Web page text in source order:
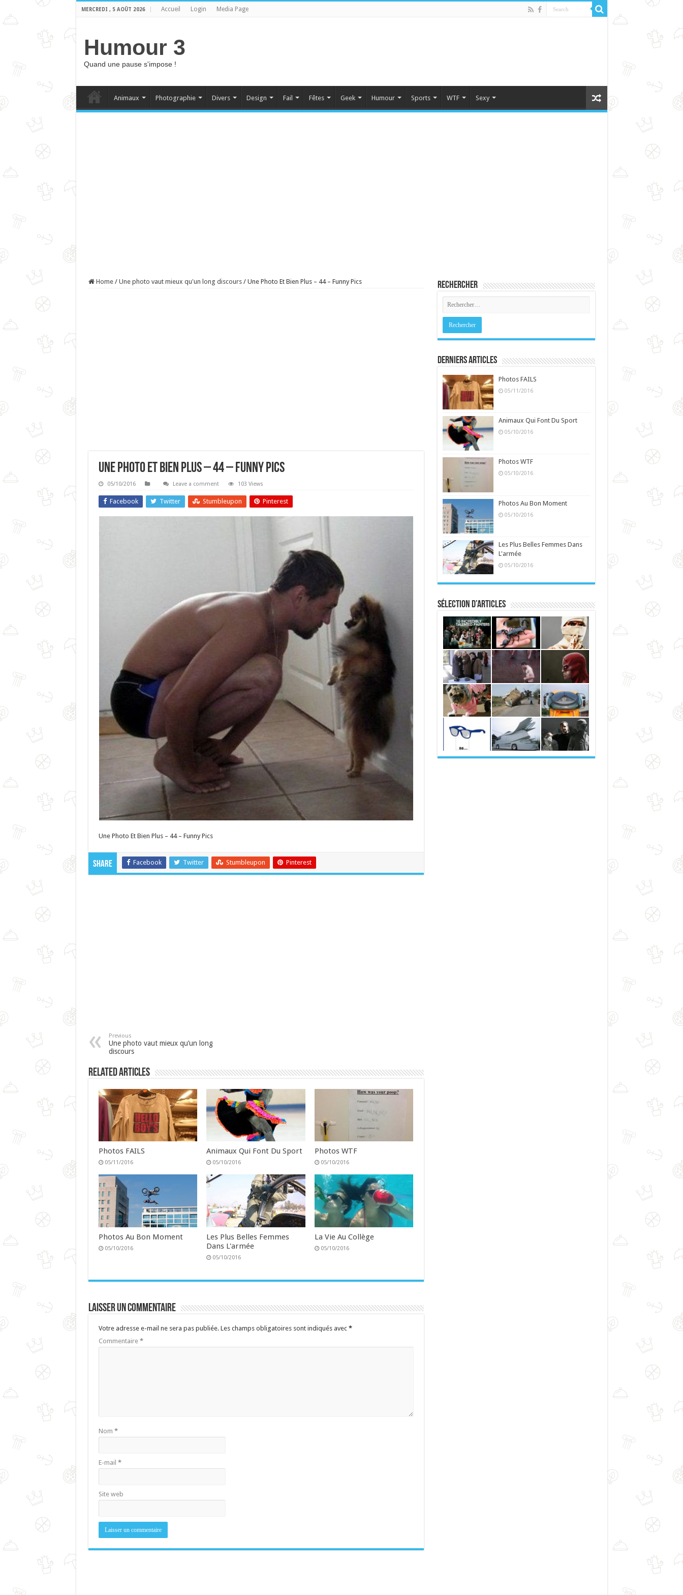
MERCREDI , 5 AOÛT 2026 Accueil Login Media Page
Humour 3
Quand une pause s'impose !
Animaux Photographie Divers Design Fail Fêtes Geek Humour Sports WTF Sexy
Home / Une photo vaut mieux qu'un long discours / Une Photo Et Bien Plus – 44 – Funny Pics
Une Photo Et Bien Plus – 44 – Funny Pics
05/10/2016 Leave a comment 103 Views
Facebook Twitter Stumbleupon Pinterest
Une Photo Et Bien Plus – 44 – Funny Pics
Share Facebook Twitter Stumbleupon Pinterest
Previous
Une photo vaut mieux qu’un long
discours
Related Articles
Photos FAILS
05/11/2016
Animaux Qui Font Du Sport
05/10/2016
Photos WTF
05/10/2016
Photos Au Bon Moment
05/10/2016
Les Plus Belles Femmes
Dans L'armée
05/10/2016
La Vie Au Collège
05/10/2016
Laisser un commentaire
Votre adresse e-mail ne sera pas publiée. Les champs obligatoires sont indiqués avec *
Commentaire *
Nom *
E-mail *
Site web
Rechercher
Derniers Articles
Photos FAILS
05/11/2016
Animaux Qui Font Du Sport
05/10/2016
Photos WTF
05/10/2016
Photos Au Bon Moment
05/10/2016
Les Plus Belles Femmes Dans
L'armée
05/10/2016
Sélection d’articles